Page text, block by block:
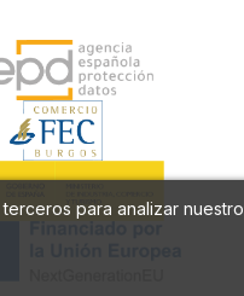
para analizar